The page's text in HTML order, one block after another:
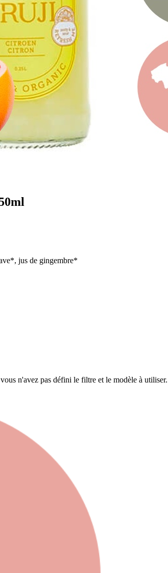
jus de gingembre*
n'avez pas défini le filtre et le modèle à utiliser.